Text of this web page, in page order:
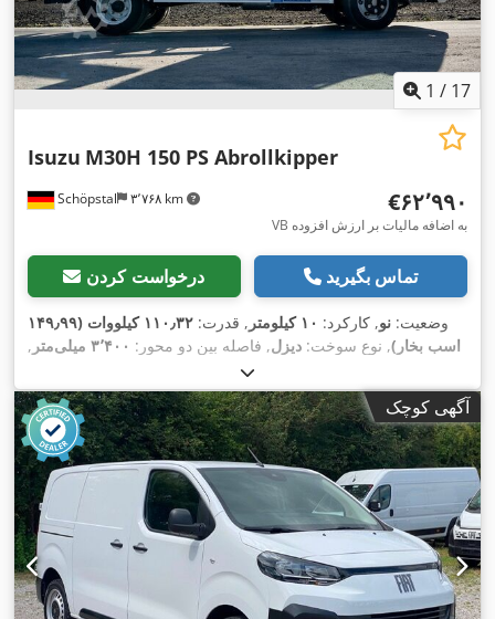
1 / 17
Schöpstal ۳٬۷۶۸ km
Isuzu M30H 150 PS Abrollkipper
‎€۶۲٬۹۹۰
VB به اضافه مالیات بر ارزش افزوده
درخواست کردن تماس بگیرید
وضعیت: نو, کارکرد: ۱۰ کیلومتر , قدرت:
۱۱۰٫۳۲ کیلووات (۱۴۹٫۹۹
اسب بخار), نوع سوخت: دیزل, فاصله بین دو محور: ۳٬۴۰۰ میلی‌متر
,
, ظرفیت مخزن سوخت:
راننده:کابین روزانه, نوع چرخ‌دنده:مکانیکی, تعداد دنده‌ها:۴, تعداد
صندلی‌ها:۳, سال ساخت:۲۰۲۶, تجهیزات:ادبلو, اِی‌بی‌اِس‎, بلوتوث,
تاکوگراف, تهویه مطبوع, ثبت کامیون, خودروی غیرسیگاری, رایانه‌ی
روی برد, سوابق کامل سرویس, سیستم استارت-استاپ, فرمان
هیدرولیک, قفل مرکزی, پورت USB, کنترل کشش, کیسه هوا,
آگهی کوچک